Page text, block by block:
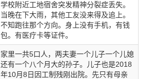
学校附近工地宿舍突发精神分裂症丢失。
当晚在下大雨，其他工友没来得及追上。
不知跑往那个方向。身上没有手机，有钱
包。有医疗卡等证件。
家里一共5口人，两夫妻一个儿子一个儿媳
还有一个八个月大的孙子。儿子也是2018
年10月8日因工制残刚出院。先只有母亲